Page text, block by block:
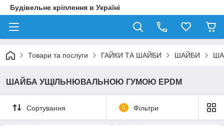
Будівельне кріплення в Україні
Товари та послуги ГАЙКИ ТА ШАЙБИ ШАЙБИ
ШАЙБА УЩІЛЬНЮВАЛЬНОЮ ГУМОЮ EPDM
Сортування 0 Фільтри